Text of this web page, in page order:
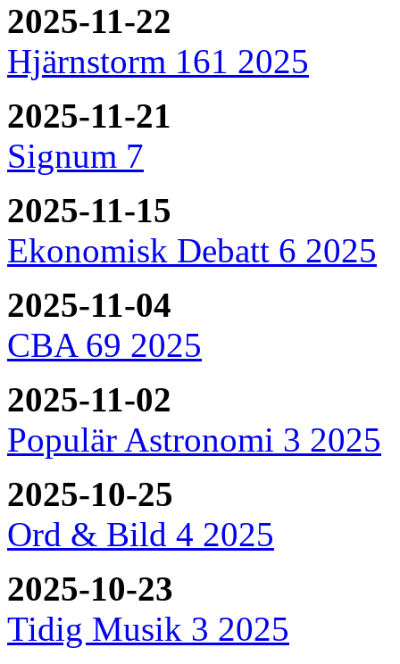
2025-11-22
Hjärnstorm 161 2025
2025-11-21
Signum 7
2025-11-15
Ekonomisk Debatt 6 2025
2025-11-04
CBA 69 2025
2025-11-02
Populär Astronomi 3 2025
2025-10-25
Ord & Bild 4 2025
2025-10-23
Tidig Musik 3 2025